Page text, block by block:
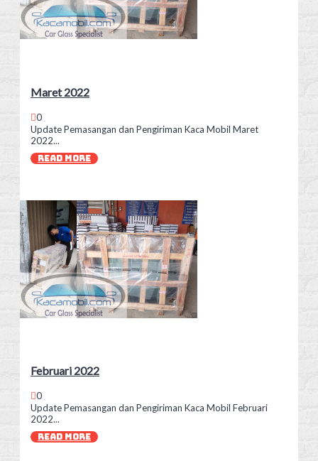
Maret 2022
0
Update Pemasangan dan Pengiriman Kaca Mobil Maret
2022...
READ MORE
Februari 2022
0
Update Pemasangan dan Pengiriman Kaca Mobil Februari
2022...
READ MORE